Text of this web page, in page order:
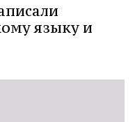
языку и